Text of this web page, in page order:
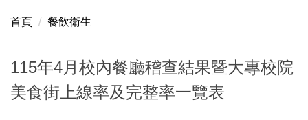
首頁 餐飲衛生
115年4月校內餐廳稽查結果暨大專校院
美食街上線率及完整率一覽表